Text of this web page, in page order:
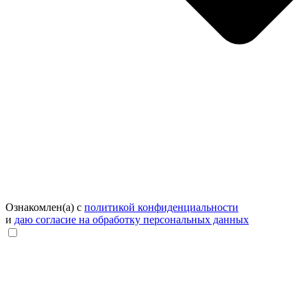
Ознакомлен(а) с политикой конфиденциальности
и даю согласие на обработку персональных данных